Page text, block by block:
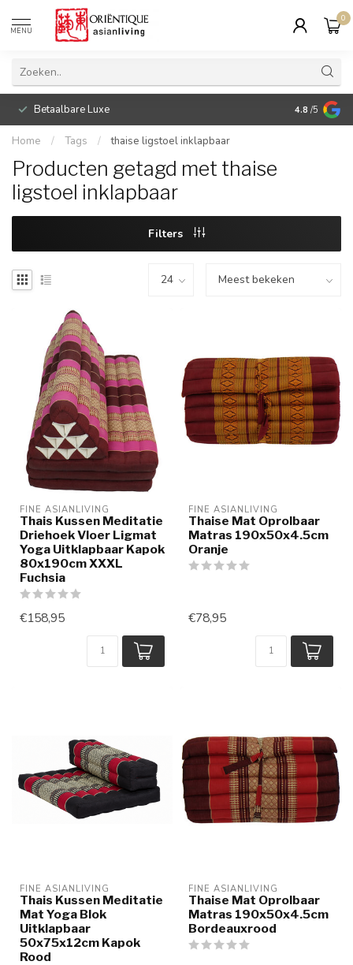
MENU
0
Betaalbare Luxe 4.8 /5
Home / Tags / thaise ligstoel inklapbaar
Producten getagd met thaise
ligstoel inklapbaar
Filters
FINE ASIANLIVING
Thais Kussen Meditatie
Driehoek Vloer Ligmat
Yoga Uitklapbaar Kapok
80x190cm XXXL
Fuchsia
€158,95
FINE ASIANLIVING
Thaise Mat Oprolbaar
Matras 190x50x4.5cm
Oranje
€78,95
FINE ASIANLIVING
Thais Kussen Meditatie
Mat Yoga Blok
Uitklapbaar
50x75x12cm Kapok
Rood
FINE ASIANLIVING
Thaise Mat Oprolbaar
Matras 190x50x4.5cm
Bordeauxrood